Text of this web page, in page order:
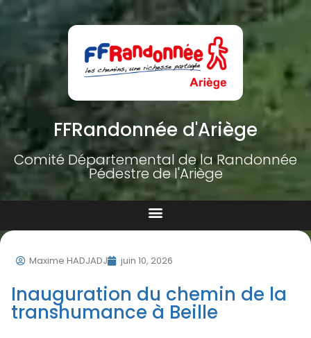
FFRandonnée d'Ariège
Comité Départemental de la Randonnée
Pédestre de l'Ariège
Maxime HADJADJ juin 10, 2026
Inauguration du chemin de la
transhumance à Beille